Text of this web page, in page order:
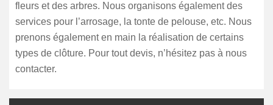
fleurs et des arbres. Nous organisons également des
services pour l’arrosage, la tonte de pelouse, etc. Nous
prenons également en main la réalisation de certains
types de clôture. Pour tout devis, n’hésitez pas à nous
contacter.